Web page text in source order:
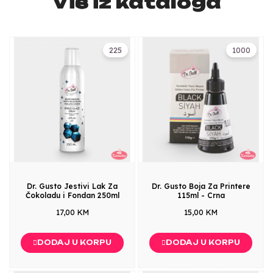
225
Dr. Gusto Jestivi Lak Za
Čokoladu i Fondan 250ml
17,00 KM
DODAJ U KORPU
1000
Dr. Gusto Boja Za Printere
115ml - Crna
15,00 KM
DODAJ U KORPU